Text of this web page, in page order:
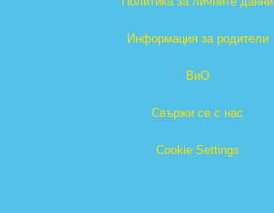
Информация за родители
ВиО
Свържи се с нас
Cookie Settings